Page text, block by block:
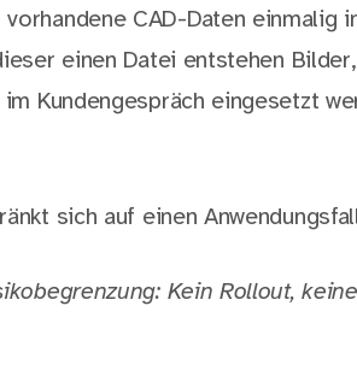
vorhandene CAD-Daten einmalig
einen Datei entstehen
Kundengespräch eingesetzt
sich auf einen
Kein Rollout,